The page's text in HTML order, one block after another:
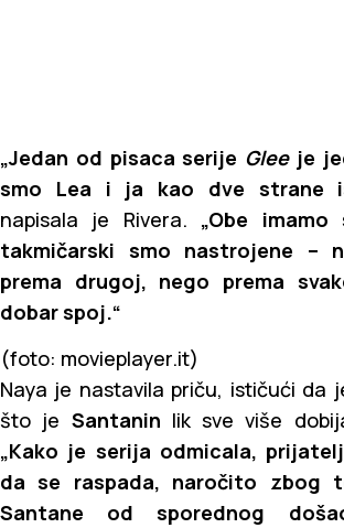
„Jedan od pisaca serije Gleeje
smo Lea i ja kao dve strane
napisala je Rivera. „Obe
takmičarski smo nastrojene –
prema drugoj, nego prema
dobar spoj.“
(foto: movieplayer.it)
Naya je nastavila priču, ističući da
što je Santanin lik sve više
„Kako je serija odmicala,
da se raspada, naročito zbog
Santane od sporednog